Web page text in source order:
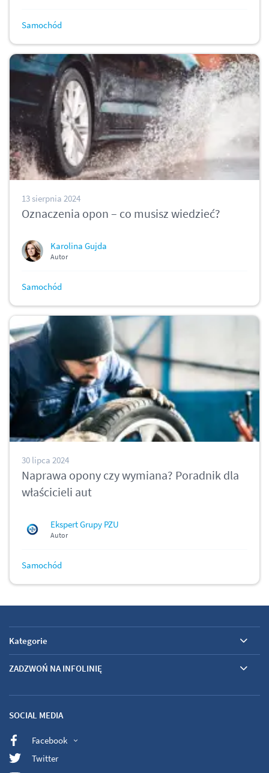
Samochód
13 sierpnia 2024
Oznaczenia opon – co musisz wiedzieć?
Karolina Gujda
Autor
Samochód
30 lipca 2024
Naprawa opony czy wymiana? Poradnik dla
właścicieli aut
Ekspert Grupy PZU
Autor
Samochód
Kategorie
ZADZWOŃ NA INFOLINIĘ
SOCIAL MEDIA
Facebook
Twitter